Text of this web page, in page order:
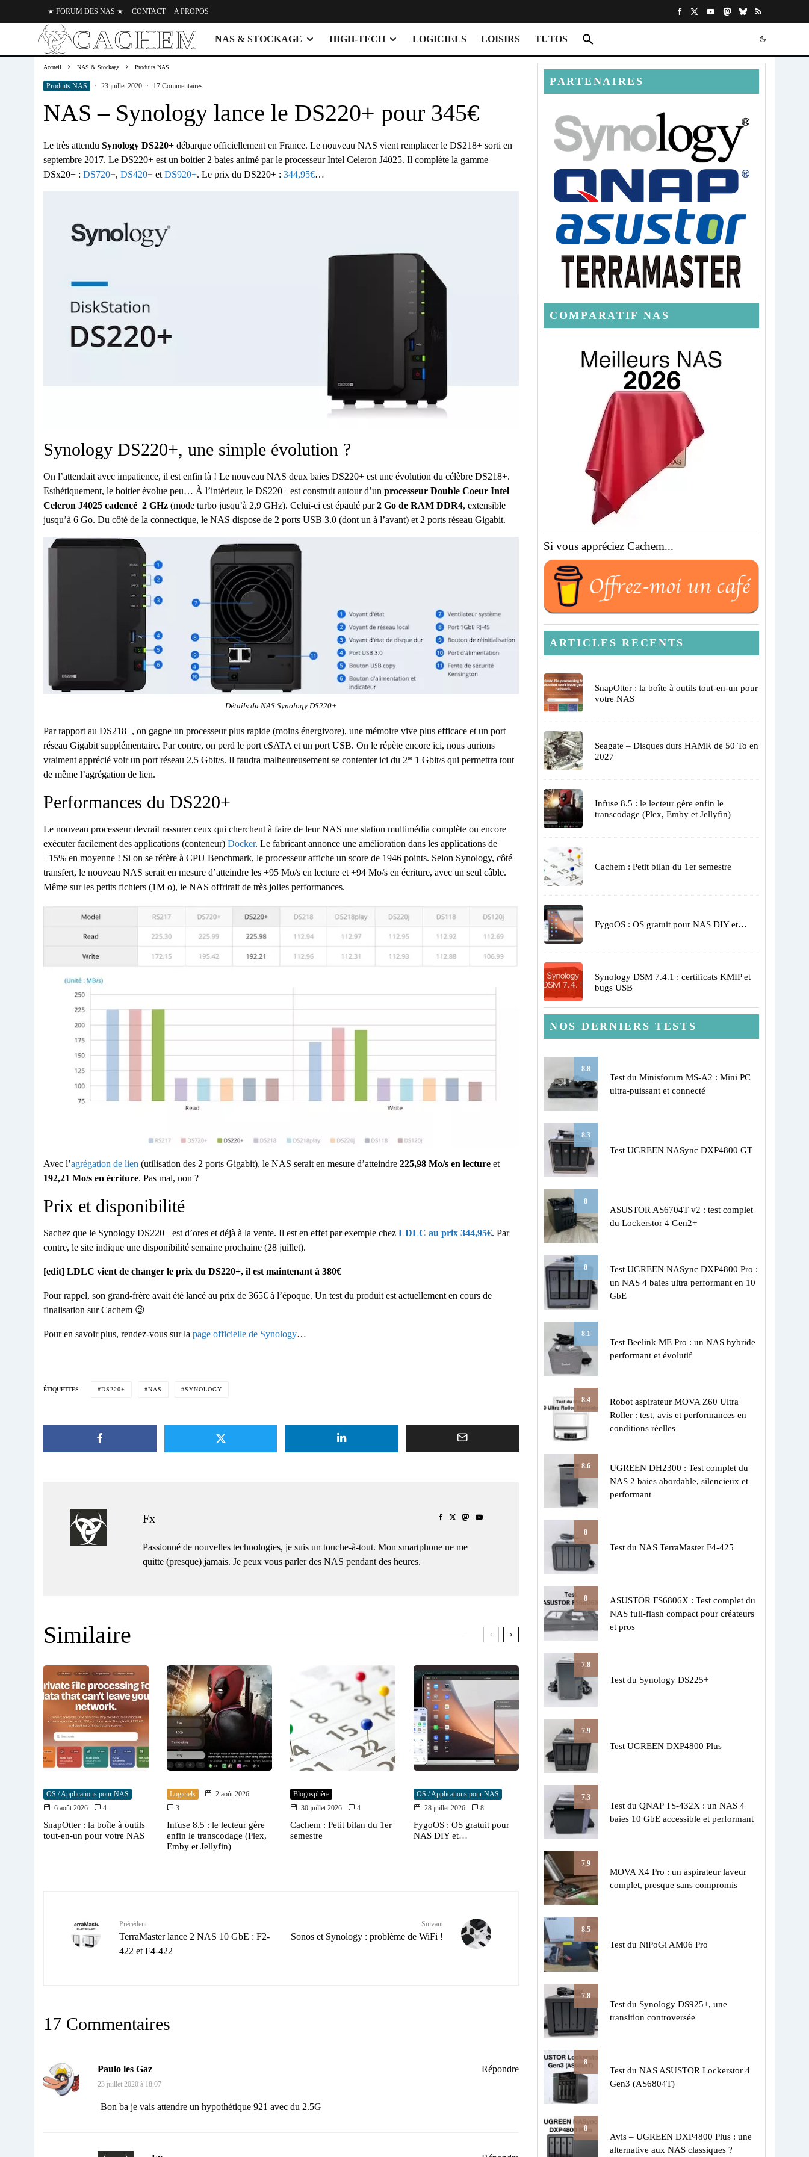
★ FORUM DES NAS ★ CONTACT A PROPOS
NAS & STOCKAGE HIGH-TECH LOGICIELS LOISIRS TUTOS
Accueil NAS & Stockage Produits NAS
Produits NAS · 23 juillet 2020 · 17 Commentaires
NAS – Synology lance le DS220+ pour 345€
Le très attendu Synology DS220+ débarque officiellement en France. Le nouveau NAS vient remplacer le DS218+ sorti en
septembre 2017. Le DS220+ est un boitier 2 baies animé par le processeur Intel Celeron J4025. Il complète la gamme
DSx20+ : DS720+, DS420+ et DS920+. Le prix du DS220+ : 344,95€…
Synology DS220+, une simple évolution ?
On l’attendait avec impatience, il est enfin là ! Le nouveau NAS deux baies DS220+ est une évolution du célèbre DS218+.
Esthétiquement, le boitier évolue peu… À l’intérieur, le DS220+ est construit autour d’un processeur Double Coeur Intel
Celeron J4025 cadencé 2 GHz (mode turbo jusqu’à 2,9 GHz). Celui-ci est épaulé par2 Go de RAM DDR4, extensible
jusqu’à 6 Go. Du côté de la connectique, le NAS dispose de 2 ports USB 3.0 (dont un à l’avant) et 2 ports réseau Gigabit.
Détails du NAS Synology DS220+
Par rapport au DS218+, on gagne un processeur plus rapide (moins énergivore), une mémoire vive plus efficace et un port
réseau Gigabit supplémentaire. Par contre, on perd le port eSATA et un port USB. On le répète encore ici, nous aurions
vraiment apprécié voir un port réseau 2,5 Gbit/s. Il faudra malheureusement se contenter ici du 2* 1 Gbit/s qui permettra tout
de même l’agrégation de lien.
Performances du DS220+
Le nouveau processeur devrait rassurer ceux qui cherchent à faire de leur NAS une station multimédia complète ou encore
exécuter facilement des applications (conteneur) Docker. Le fabricant annonce une amélioration dans les applications de
+15% en moyenne ! Si on se réfère à CPU Benchmark, le processeur affiche un score de 1946 points. Selon Synology, côté
transfert, le nouveau NAS serait en mesure d’atteindre les +95 Mo/s en lecture et +94 Mo/s en écriture, avec un seul câble.
Même sur les petits fichiers (1M o), le NAS offrirait de très jolies performances.
Avec l’agrégation de lien (utilisation des 2 ports Gigabit), le NAS serait en mesure d’atteindre 225,98 Mo/s en lecture et
192,21 Mo/s en écriture. Pas mal, non ?
Prix et disponibilité
Sachez que le Synology DS220+ est d’ores et déjà à la vente. Il est en effet par exemple chez LDLC au prix 344,95€. Par
contre, le site indique une disponibilité semaine prochaine (28 juillet).
[edit] LDLC vient de changer le prix du DS220+, il est maintenant à 380€
Pour rappel, son grand-frère avait été lancé au prix de 365€ à l’époque. Un test du produit est actuellement en cours de
finalisation sur Cachem 😉
Pour en savoir plus, rendez-vous sur la page officielle de Synology…
ÉTIQUETTES DS220+ NAS SYNOLOGY
Fx
Passionné de nouvelles technologies, je suis un touche-à-tout. Mon smartphone ne me
quitte (presque) jamais. Je peux vous parler des NAS pendant des heures.
Similaire
OS / Applications pour NAS
6 août 2026
4
SnapOtter : la boîte à outils
tout-en-un pour votre NAS
Logiciels
2 août 2026
3
Infuse 8.5 : le lecteur gère
enfin le transcodage (Plex,
Emby et Jellyfin)
Blogosphère
30 juillet 2026
4
Cachem : Petit bilan du 1er
semestre
OS / Applications pour NAS
28 juillet 2026
8
FygoOS : OS gratuit pour
NAS DIY et…
Précédent
TerraMaster lance 2 NAS 10 GbE : F2-
422 et F4-422
Suivant
Sonos et Synology : problème de WiFi !
17 Commentaires
Paulo les Gaz
23 juillet 2020 à 18:07
Bon ba je vais attendre un hypothétique 921 avec du 2.5G
Répondre
PARTENAIRES
COMPARATIF NAS
Si vous appréciez Cachem...
ARTICLES RECENTS
SnapOtter : la boîte à outils tout-en-un pour
votre NAS
Seagate – Disques durs HAMR de 50 To en
2027
Infuse 8.5 : le lecteur gère enfin le
transcodage (Plex, Emby et Jellyfin)
Cachem : Petit bilan du 1er semestre
FygoOS : OS gratuit pour NAS DIY et…
Synology DSM 7.4.1 : certificats KMIP et
bugs USB
NOS DERNIERS TESTS
8.8
Test du Minisforum MS-A2 : Mini PC
ultra-puissant et connecté
8.3
Test UGREEN NASync DXP4800 GT
8
ASUSTOR AS6704T v2 : test complet
du Lockerstor 4 Gen2+
8
Test UGREEN NASync DXP4800 Pro :
un NAS 4 baies ultra performant en 10
GbE
8.1
Test Beelink ME Pro : un NAS hybride
performant et évolutif
8.4
Robot aspirateur MOVA Z60 Ultra
Roller : test, avis et performances en
conditions réelles
8.6
UGREEN DH2300 : Test complet du
NAS 2 baies abordable, silencieux et
performant
8
Test du NAS TerraMaster F4-425
8
ASUSTOR FS6806X : Test complet du
NAS full-flash compact pour créateurs
et pros
7.8
Test du Synology DS225+
7.9
Test UGREEN DXP4800 Plus
7.3
Test du QNAP TS-432X : un NAS 4
baies 10 GbE accessible et performant
7.9
MOVA X4 Pro : un aspirateur laveur
complet, presque sans compromis
8.5
Test du NiPoGi AM06 Pro
7.8
Test du Synology DS925+, une
transition controversée
8
Test du NAS ASUSTOR Lockerstor 4
Gen3 (AS6804T)
8
Avis – UGREEN DXP4800 Plus : une
alternative aux NAS classiques ?